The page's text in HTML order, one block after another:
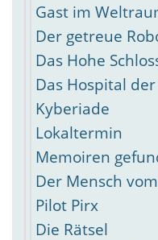
Gast im
Der getreue
Das Hohe
Das Hospital
Kyberiade
Lokaltermin
Memoiren
Der Mensch
Pilot Pirx
Die Rätsel